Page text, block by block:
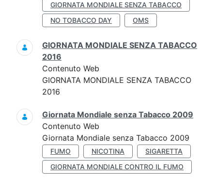
GIORNATA MONDIALE SENZA TABACCO
NO TOBACCO DAY
OMS
GIORNATA MONDIALE SENZA TABACCO
2016
Contenuto Web
GIORNATA MONDIALE SENZA TABACCO
2016
Giornata Mondiale senza Tabacco 2009
Contenuto Web
Giornata Mondiale senza Tabacco 2009
FUMO NICOTINA
SIGARETTA
GIORNATA MONDIALE CONTRO IL FUMO